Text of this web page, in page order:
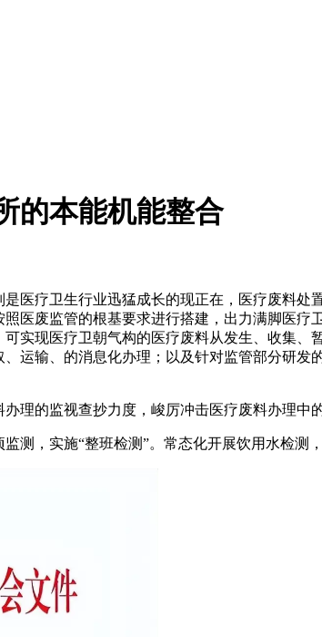
的本能机能整合
疗卫生行业迅猛成长的现正在，医疗废料处
医废监管的根基要求进行搭建，出力满脚医
实现医疗卫朝气构的医疗废料从发生、收集
运输、的消息化办理；以及针对监管部分研
的监视查抄力度，峻厉冲击医疗废料办理中
，实施“整班检测”。常态化开展饮用水检测，